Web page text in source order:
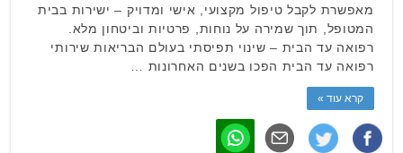
מאפשרת לקבל טיפול מקצועי, אישי ומדויק – ישירות בבית
המטופל, תוך שמירה על נוחות, פרטיות וביטחון מלא.
רפואה עד הבית – שינוי תפיסתי בעולם הבריאות שירותי
רפואה עד הבית הפכו בשנים האחרונות …
קרא עוד »